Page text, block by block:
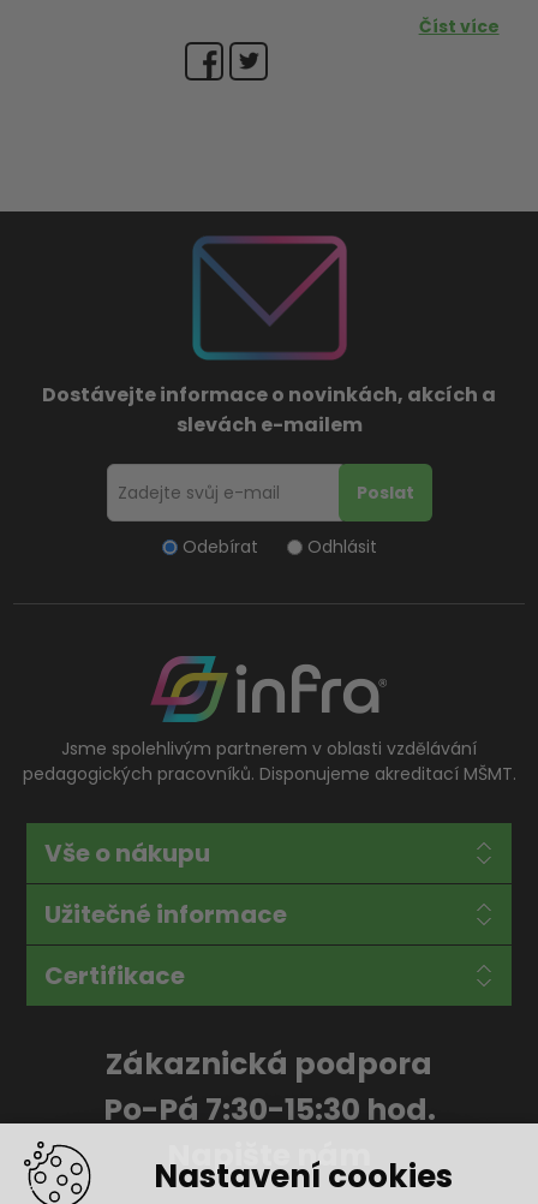
Nastavení cookies
Číst více
Dostávejte informace o novinkách, akcích a
slevách e-mailem
Odebírat Odhlásit
Jsme spolehlivým partnerem v oblasti vzdělávání
pedagogických pracovníků. Disponujeme akreditací MŠMT.
Vše o nákupu
Užitečné informace
Certifikace
Zákaznická podpora
Po-Pá 7:30-15:30 hod.
Napište nám